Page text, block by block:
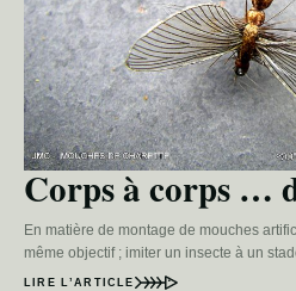
Corps à corps …
En matière de montage de mouches
même objectif ; imiter un insecte à un
LIRE L’ARTICLE